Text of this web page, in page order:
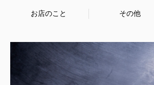
お店のこと その他